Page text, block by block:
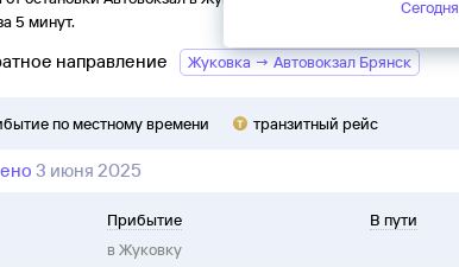
5 минут.
направление Жуковка → Автовокзал Брянск
по местному времени транзитный рейс
3 июня 2025
Прибытие
в Жуковку
В пути
Сегодня